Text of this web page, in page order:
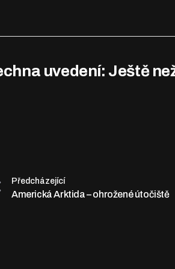
uvedení: Ještě
Předcházející
Americká Arktida – ohrožené útočiště